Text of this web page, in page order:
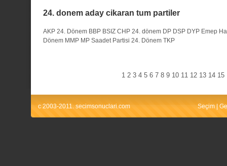
24. donem aday cikaran tum partiler
AKP 24. Dönem BBP BSIZ CHP 24. dönem DP DSP DYP Emep
Dönem MMP MP Saadet Partisi 24. Dönem TKP
1 2 3 4 5 6 7 8 9 10 11 12 13 14 15
c 2003-2011. secimsonuclari.com Seçim |